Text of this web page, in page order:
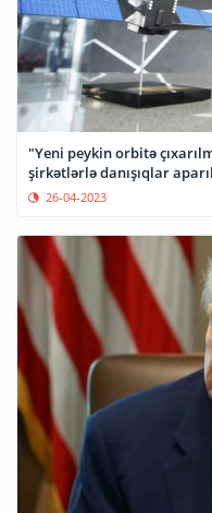
"Yeni peykin orbitə
şirkətlərlə danışıqlar
26-04-2023